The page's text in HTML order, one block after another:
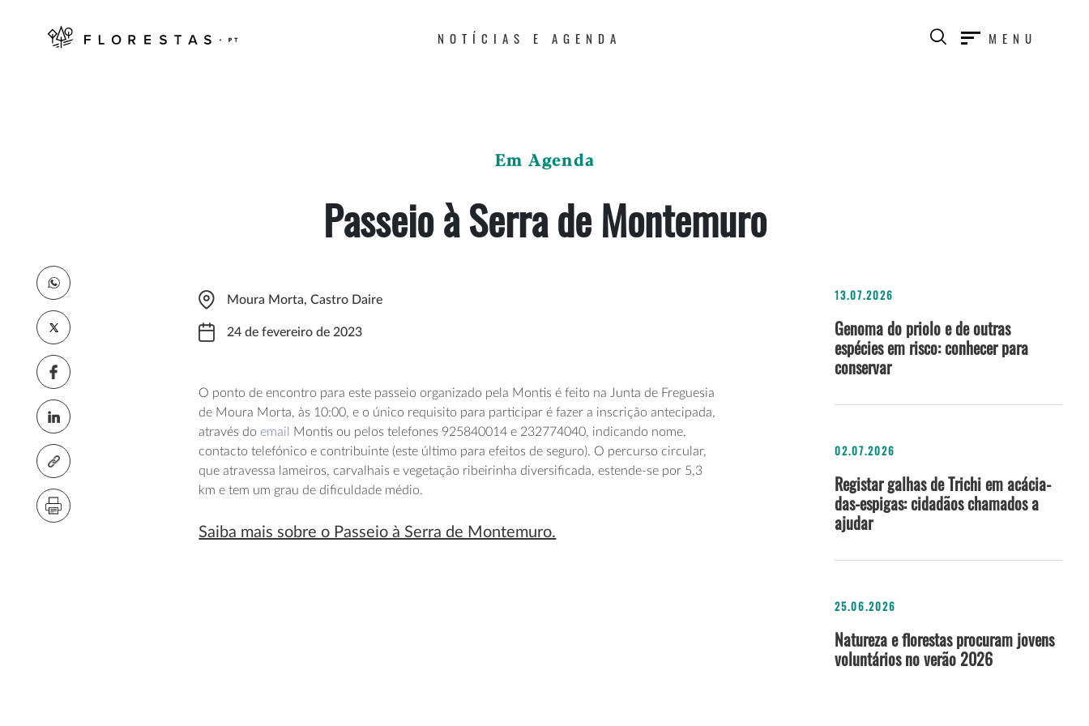
NOTÍCIAS E AGENDA MENU
Em Agenda
Passeio à Serra de Montemuro
Moura Morta, Castro Daire
24 de fevereiro de 2023
O ponto de encontro para este passeio organizado pela Montis é feito na Junta de Freguesia
de Moura Morta, às 10:00, e o único requisito para participar é fazer a inscrição antecipada,
através do email
Montis ou pelos telefones 925840014 e 232774040, indicando nome,
contacto telefónico e contribuinte (este último para efeitos de seguro). O percurso circular,
que atravessa lameiros, carvalhais e vegetação ribeirinha diversificada, estende-se por 5,3
km e tem um grau de dificuldade médio.
Saiba mais sobre o Passeio à Serra de Montemuro.
13.07.2026
Genoma do priolo e de outras
espécies em risco: conhecer para
conservar
02.07.2026
Registar galhas de Trichi em acácia-
das-espigas: cidadãos chamados a
ajudar
25.06.2026
Natureza e florestas procuram jovens
voluntários no verão 2026